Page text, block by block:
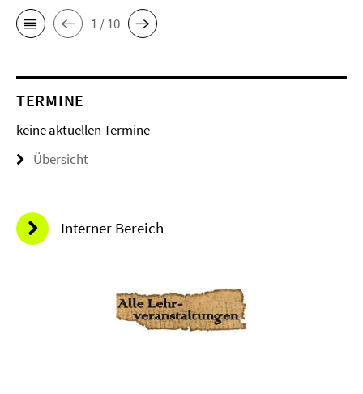
1 / 10
TERMINE
keine aktuellen Termine
Übersicht
Interner Bereich